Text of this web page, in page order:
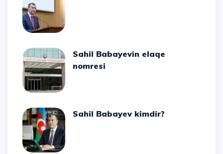
Sahil Babayevin elaqe
nomresi
Sahil Babayev kimdir?